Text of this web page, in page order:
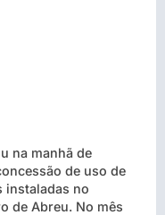
na manhã de
de uso de
instaladas no
de Abreu. No mês